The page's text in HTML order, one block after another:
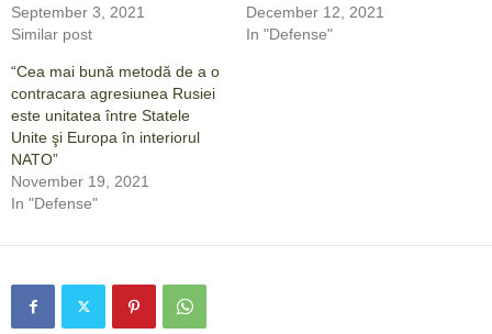
September 3, 2021
Similar post
December 12, 2021
In "Defense"
“Cea mai bună metodă de a o
contracara agresiunea Rusiei
este unitatea între Statele
Unite şi Europa în interiorul
NATO”
November 19, 2021
In "Defense"